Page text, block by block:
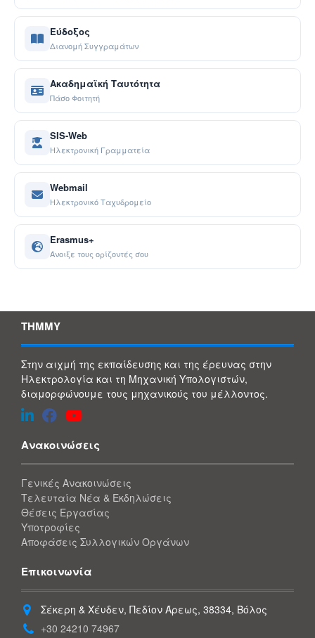
Εύδοξος
Διανομή Συγγραμάτων
Ακαδημαϊκή Ταυτότητα
Πάσο Φοιτητή
SIS-Web
Ηλεκτρονική Γραμματεία
Webmail
Ηλεκτρονικό Ταχυδρομείο
Erasmus+
Άνοιξε τους ορίζοντές σου
ΤΗΜΜΥ
Στην αιχμή της εκπαίδευσης και της έρευνας στην
Ηλεκτρολογία και τη Μηχανική Υπολογιστών,
διαμορφώνουμε τους μηχανικούς του μέλλοντος.
Ανακοινώσεις
Γενικές Ανακοινώσεις
Τελευταία Νέα & Εκδηλώσεις
Θέσεις Εργασίας
Υποτροφίες
Αποφάσεις Συλλογικών Οργάνων
Επικοινωνία
Σέκερη & Χέυδεν, Πεδίον Άρεως, 38334, Βόλος
+30 24210 74967